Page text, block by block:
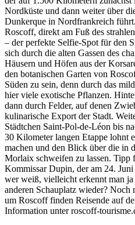
Nordküste und dann weiter über
Dunkerque in Nordfrankreich
Roscoff, direkt am Fuß des
– der perfekte Selfie-Spot für den
sich durch die alten Gassen des
Häusern und Höfen aus der
den botanischen Garten von
Süden zu sein, denn durch das
hier viele exotische Pflanzen.
dann durch Felder, auf denen
kulinarische Export der Stadt.
Städtchen Saint-Pol-de-Léon bis
30 Kilometer langen Etappe lohnt
machen und den Blick über die in
Morlaix schweifen zu lassen.
Kommissar Dupin, der am 24.
wer weiß, vielleicht erkennt man
anderen Schauplatz wieder?
um Roscoff finden Reisende auf
Information unter roscoff-